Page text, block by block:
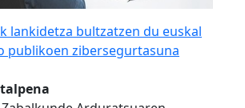
lankidetza bultzatzen du euskal
publikoen zibersegurtasuna